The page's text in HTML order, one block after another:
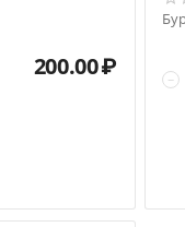
200.00₽ −